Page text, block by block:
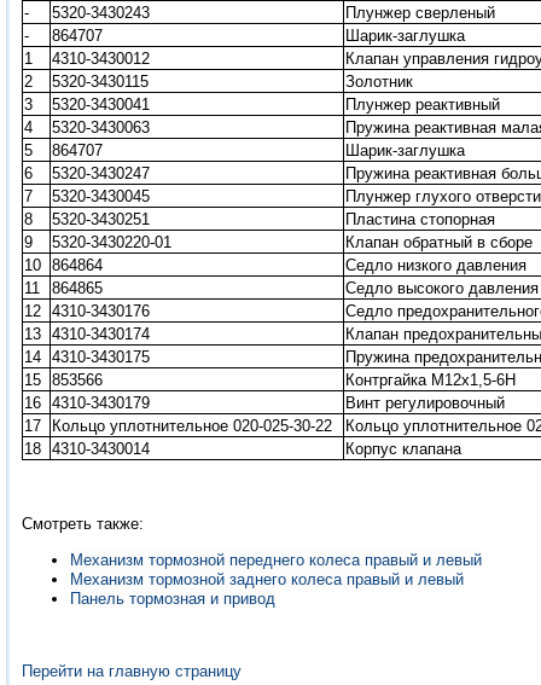
-
5320-3430243
Плунжер сверленый
-
864707
Шарик-заглушка
1
4310-3430012
Клапан управления
2
5320-3430115
Золотник
3
5320-3430041
Плунжер реактивный
4
5320-3430063
Пружина реактивная
5
864707
Шарик-заглушка
6
5320-3430247
Пружина реактивная
7
5320-3430045
Плунжер глухого
8
5320-3430251
Пластина стопорная
9
5320-3430220-01
Клапан обратный в сборе
10 864864
Седло низкого давления
11
864865
Седло высокого давления
12 4310-3430176
Седло
13 4310-3430174
Клапан
14 4310-3430175
Пружина
15 853566
Контргайка М12х1,5-6Н
16 4310-3430179
Винт регулировочный
17
Кольцо уплотнительное 020-025-30-22
Кольцо уплотнительное
18 4310-3430014 Корпус клапана
Смотреть также:
Механизм тормозной переднего колеса правый и левый
Механизм тормозной заднего колеса правый и левый
Панель тормозная и привод
Перейти на главную страницу